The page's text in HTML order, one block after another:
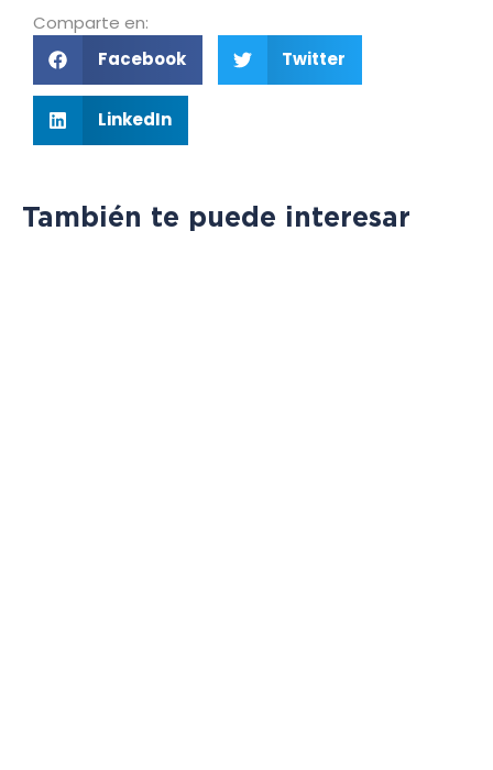
Comparte en:
Facebook
Twitter
LinkedIn
También te puede interesar